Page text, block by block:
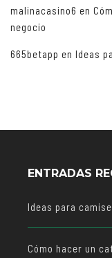
malinacasino6 en
negocio
665betapp en Ideas
ENTRADAS
Ideas para
Cómo hacer un